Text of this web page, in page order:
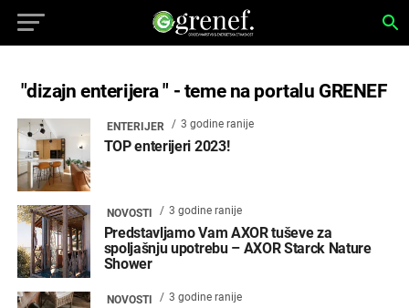
"dizajn enterijera " - teme na portalu GRENEF
ENTERIJER 3 godine ranije
TOP enterijeri 2023!
NOVOSTI 3 godine ranije
Predstavljamo Vam AXOR tuševe za
spoljašnju upotrebu – AXOR Starck Nature
Shower
NOVOSTI 3 godine ranije